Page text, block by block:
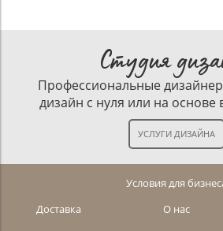
Студия
Профессиональные
дизайн с нуля или на основе
Условия для
Доставка
О нас